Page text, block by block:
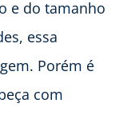
e do tamanho
essa
Porém é
com